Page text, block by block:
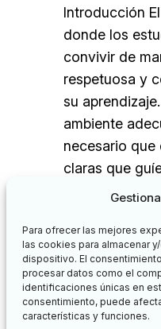
Para ofrecer las mejores
las cookies para almacenar
dispositivo. El
procesar datos como el
identificaciones únicas en
consentimiento, puede
características y funciones.
Introducción
donde los
convivir de
respetuosa y
su
ambiente
necesario que
claras que